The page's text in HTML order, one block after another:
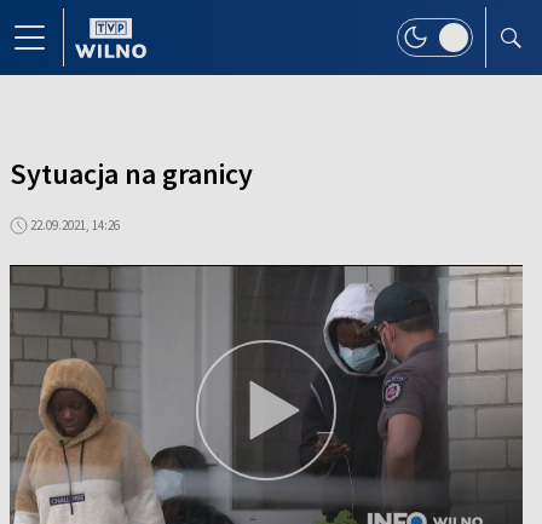
Sytuacja na granicy
22.09.2021, 14:26